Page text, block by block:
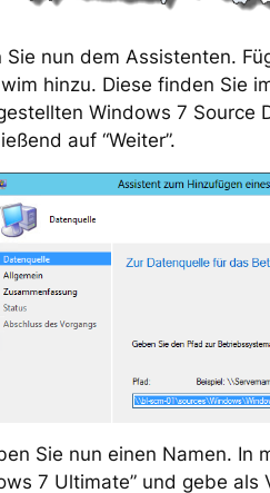
Sie nun dem Assistenten.
hinzu. Diese finden Sie
Windows 7 Source
auf “Weiter”.
Sie nun einen Namen. In
7 Ultimate” und gebe als